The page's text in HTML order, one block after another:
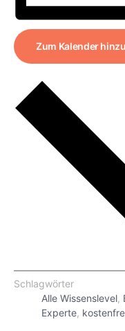
Zum Kalender
Schlagwörter
Alle Wissenslevel,
Experte,